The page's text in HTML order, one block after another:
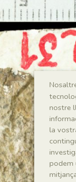
nostre
la
podem